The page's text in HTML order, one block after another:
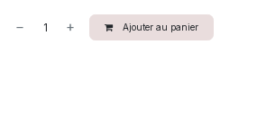
Ajouter au panier